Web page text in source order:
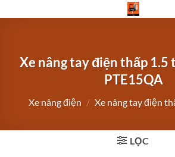
qua
Xe nâng tay điện thấp
PTE15QA
Xe nâng điện / Xe nâng tay điện
LỌC